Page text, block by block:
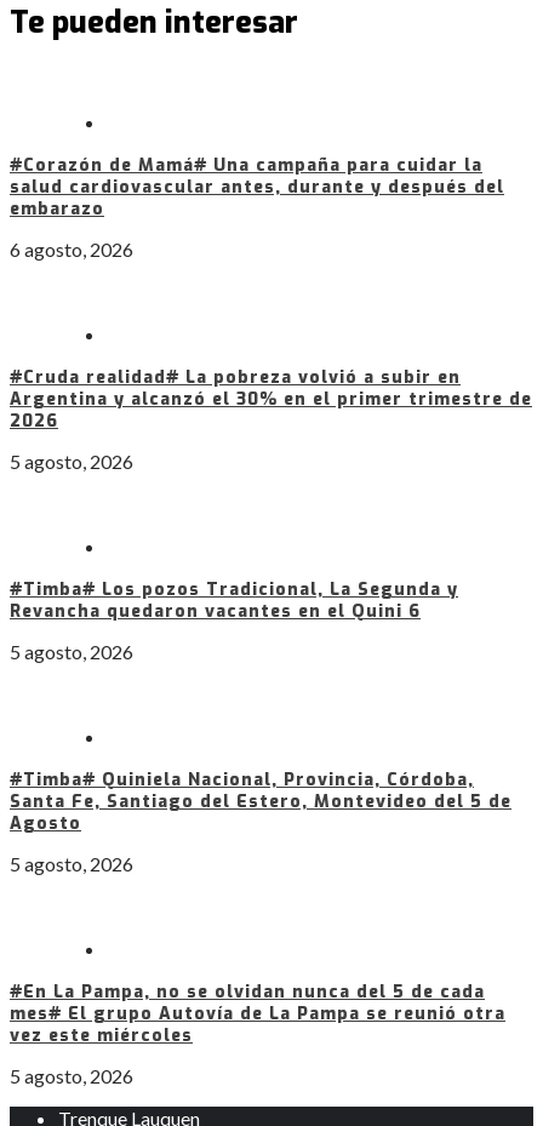
Te pueden interesar
#Corazón de Mamá# Una campaña para cuidar la
salud cardiovascular antes, durante y después del
embarazo
6 agosto, 2026
#Cruda realidad# La pobreza volvió a subir en
Argentina y alcanzó el 30% en el primer trimestre de
2026
5 agosto, 2026
#Timba# Los pozos Tradicional, La Segunda y
Revancha quedaron vacantes en el Quini 6
5 agosto, 2026
#Timba# Quiniela Nacional, Provincia, Córdoba,
Santa Fe, Santiago del Estero, Montevideo del 5 de
Agosto
5 agosto, 2026
#En La Pampa, no se olvidan nunca del 5 de cada
mes# El grupo Autovía de La Pampa se reunió otra
vez este miércoles
5 agosto, 2026
Trenque Lauquen